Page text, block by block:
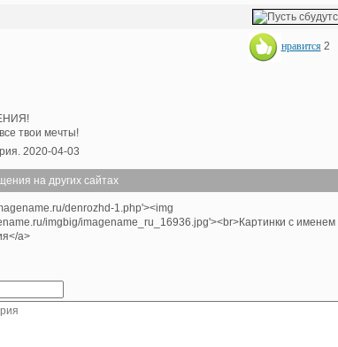
нравится 2
твои мечты!
2020-04-03
на других сайтах
denrozhd-1.php'><img
imgbig/imagename_ru_16936.jpg'><br>Картинки с именем
a>